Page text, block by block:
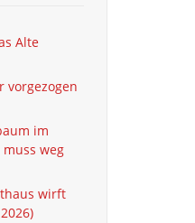
Alte
vorgezogen
im
weg
wirft